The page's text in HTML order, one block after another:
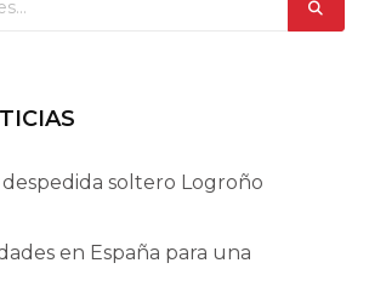
despedida soltero Logroño
en España para una